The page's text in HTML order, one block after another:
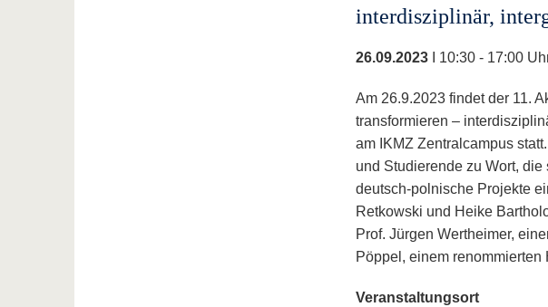
interdisziplinär,
26.09.2023 I 10:30 - 17:00
Am 26.9.2023 findet der 11.
transformieren –
am IKMZ Zentralcampus
und Studierende zu Wort,
deutsch-polnische Projekte
Retkowski und Heike
Prof. Jürgen Wertheimer,
Pöppel, einem
Veranstaltungsort